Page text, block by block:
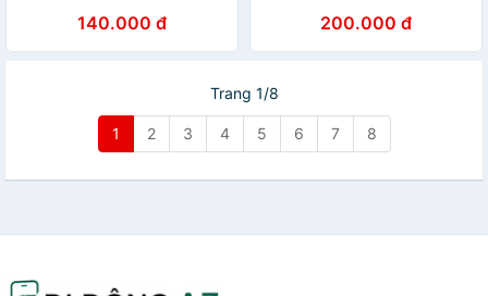
140.000 đ 200.000 đ
Trang 1/8
1 2 3 4 5 6 7 8